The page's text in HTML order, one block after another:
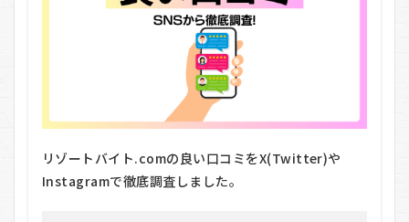
リゾートバイト.comの良い口コミをX(Twitter)や
Instagramで徹底調査しました。